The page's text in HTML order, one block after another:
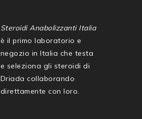
Steroidi Anabolizzanti Italia
è il primo laboratorio e
negozio in Italia che testa
e seleziona gli steroidi di
Driada collaborando
direttamente con loro.